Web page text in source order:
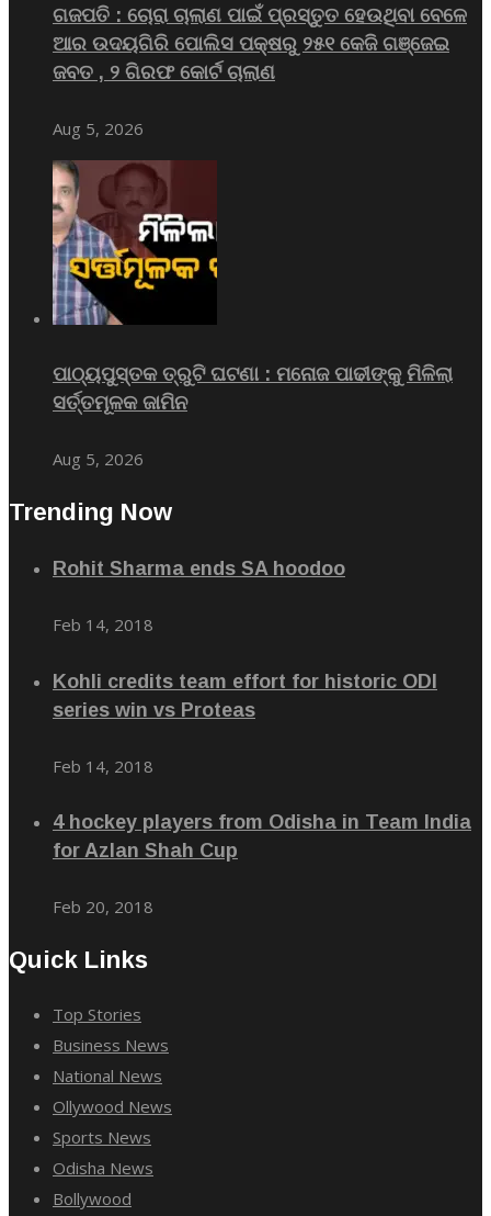
ଗଜପତି : ଚୋରା ଚାଲାଣ ପାଇଁ ପ୍ରସ୍ତୁତ ହେଉଥିବା ବେଳେ
ଆର ଉଦୟଗିରି ପୋଲିସ ପକ୍ଷରୁ ୨୫୧ କେଜି ଗଞ୍ଜେଇ
ଜବତ , ୨ ଗିରଫ କୋର୍ଟ ଚାଲାଣ
Aug 5, 2026
ପାଠ୍ୟପୁସ୍ତକ ତ୍ରୁଟି ଘଟଣା : ମନୋଜ ପାଢୀଙ୍କୁ ମିଳିଲା
ସର୍ତ୍ତମୂଳକ ଜାମିନ
Aug 5, 2026
Trending Now
Rohit Sharma ends SA hoodoo
Feb 14, 2018
Kohli credits team effort for historic ODI
series win vs Proteas
Feb 14, 2018
4 hockey players from Odisha in Team India
for Azlan Shah Cup
Feb 20, 2018
Quick Links
Top Stories
Business News
National News
Ollywood News
Sports News
Odisha News
Bollywood